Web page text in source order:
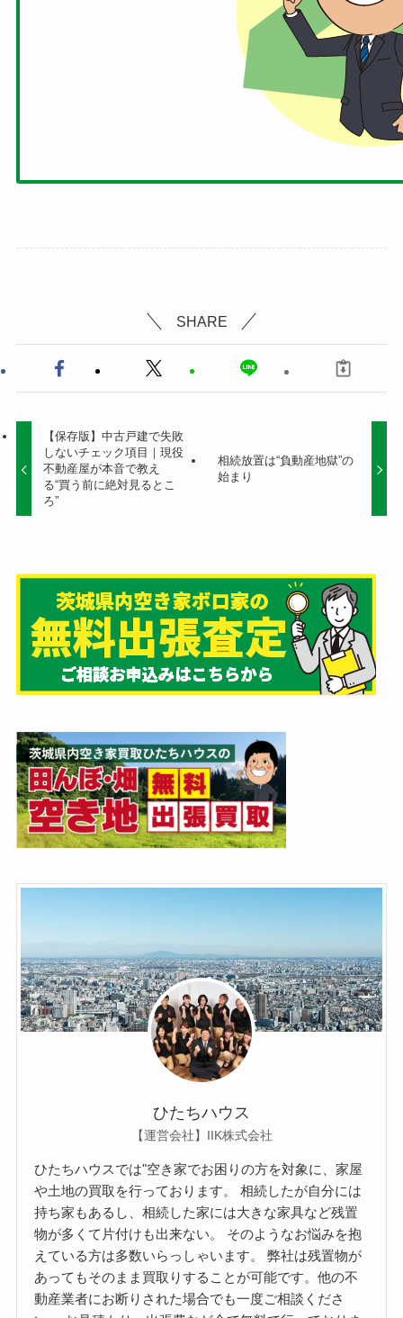
SHARE
【保存版】中古戸建で失敗
しないチェック項目｜現役
不動産屋が本音で教え
る“買う前に絶対見るとこ
ろ”
相続放置は“負動産地獄”の
始まり
ひたちハウス
【運営会社】IIK株式会社
ひたちハウスでは"空き家でお困りの方を対象に、家屋
や土地の買取を行っております。 相続したが自分には
持ち家もあるし、相続した家には大きな家具など残置
物が多くて片付けも出来ない。 そのようなお悩みを抱
えている方は多数いらっしゃいます。 弊社は残置物が
あってもそのまま買取りすることが可能です。他の不
動産業者にお断りされた場合でも一度ご相談くださ